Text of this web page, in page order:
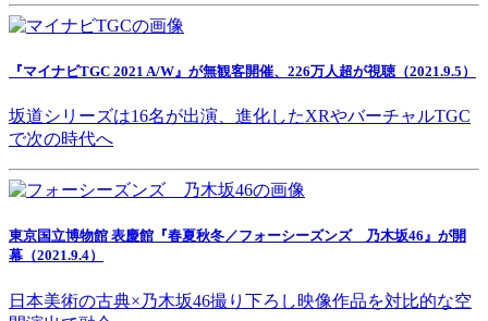
『マイナビTGC 2021 A/W』が無観客開催、226万人超が視聴（2021.9.5）
坂道シリーズは16名が出演、進化したXRやバーチャルTGC
で次の時代へ
東京国立博物館 表慶館『春夏秋冬／フォーシーズンズ 乃木坂46』が開
幕（2021.9.4）
日本美術の古典×乃木坂46撮り下ろし映像作品を対比的な空